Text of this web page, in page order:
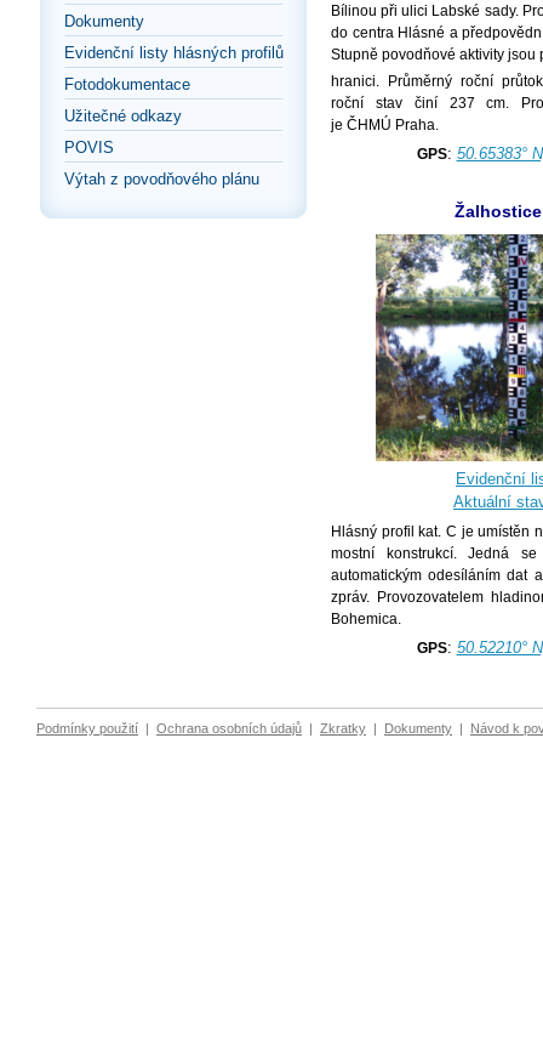
Dokumenty
Evidenční listy hlásných profilů
Fotodokumentace
Užitečné odkazy
POVIS
Výtah z povodňového plánu
Bílinou při ulici Labské sady.
do centra Hlásné a
Stupně povodňové aktivity jsou
hranici. Průměrný roční
roční stav činí 237 cm.
je ČHMÚ Praha.
GPS: 50.65383°
Evidenční
Aktuální
Hlásný profil kat. C je umístěn
mostní konstrukcí. Jedná
automatickým odesíláním dat
zpráv. Provozovatelem
Bohemica.
GPS: 50.52210°
Podmínky použití | Ochrana osobních údajů | Zkratky | Dokumenty | Návod k